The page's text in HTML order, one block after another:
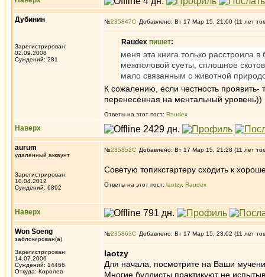
Дубинин
Зарегистрирован:
02.09.2008
Суждений: 281
№235847 Добавлено: Вт 17 Мар 15, 21:00 (11 лет
Raudex пишет:
меня эта книга только расстроила
межполовой суеты, сплошное
мало связанным с животной
К сожалению, если честность проявить-
перенесённая на ментальный уровень))
Ответы на этот пост: Raudex
Наверх
aurum
удаленный аккаунт
Зарегистрирован:
10.04.2012
Суждений: 6892
№235852 Добавлено: Вт 17 Мар 15, 21:28 (11 лет
Советую топикстартеру сходить к
Ответы на этот пост: laotzy, Raudex
Наверх
Won Soeng
заблокирован(а)
Зарегистрирован:
14.07.2006
Суждений: 14466
Откуда: Королев
№235863 Добавлено: Вт 17 Мар 15, 23:02 (11 лет
laotzy
Для начала, посмотрите на Ваши
Многие буддисты практикуют не